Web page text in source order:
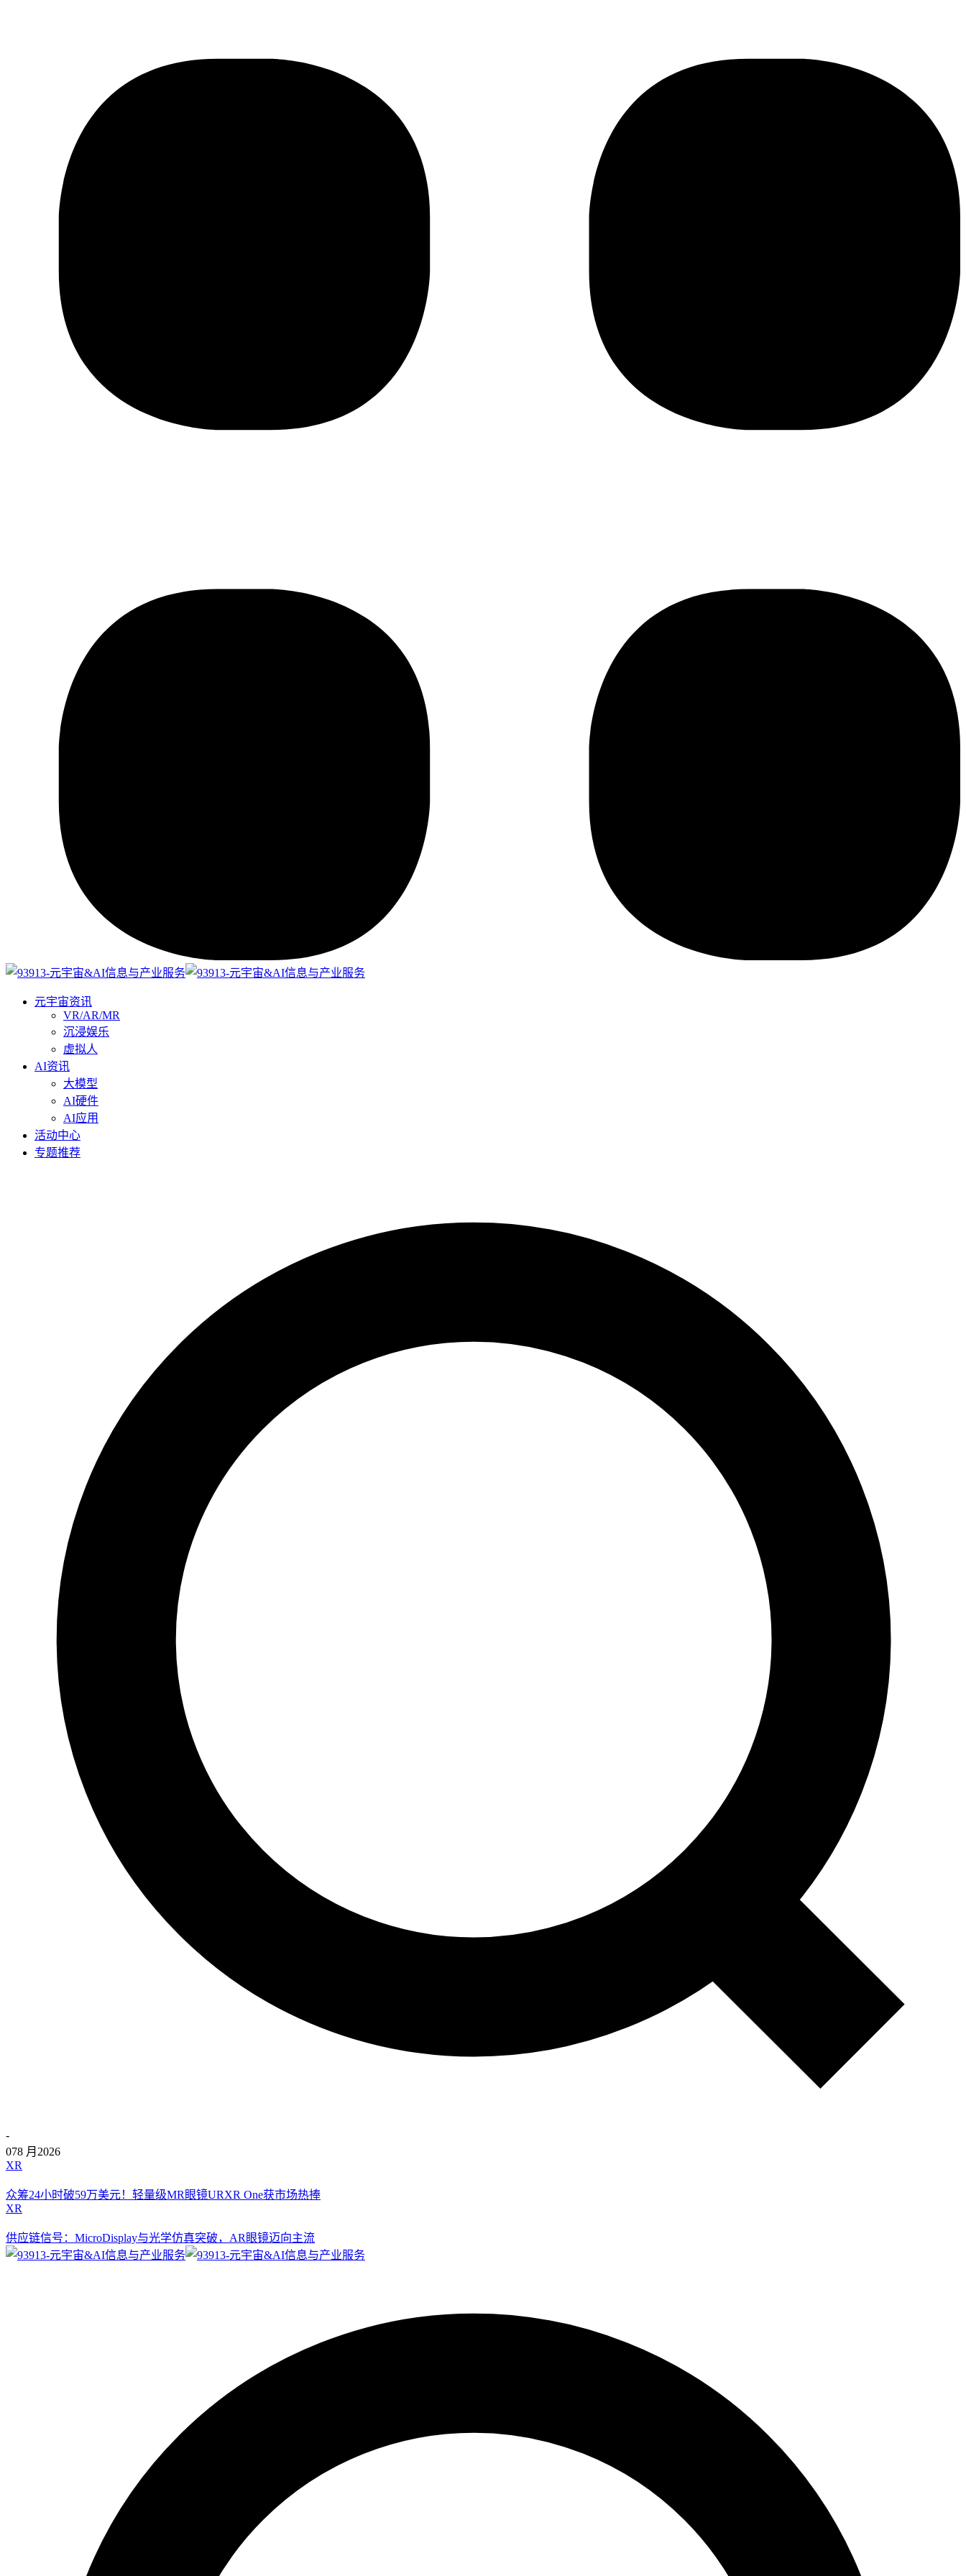
元宇宙资讯
VR/AR/MR
沉浸娱乐
虚拟人
AI资讯
大模型
AI硬件
AI应用
活动中心
专题推荐
-
078 月 2026
XR
众筹24小时破59万美元！轻量级MR眼镜URXR One获市场热捧
XR
供应链信号：MicroDisplay与光学仿真突破，AR眼镜迈向主流